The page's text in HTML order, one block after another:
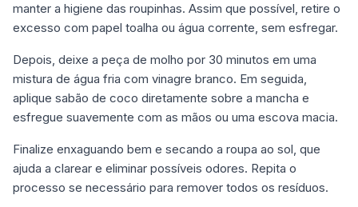
manter a higiene das roupinhas. Assim que possível, retire o
excesso com papel toalha ou água corrente, sem esfregar.
Depois, deixe a peça de molho por 30 minutos em uma
mistura de água fria com vinagre branco. Em seguida,
aplique sabão de coco diretamente sobre a mancha e
esfregue suavemente com as mãos ou uma escova macia.
Finalize enxaguando bem e secando a roupa ao sol, que
ajuda a clarear e eliminar possíveis odores. Repita o
processo se necessário para remover todos os resíduos.